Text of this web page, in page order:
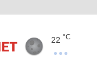
22 °C